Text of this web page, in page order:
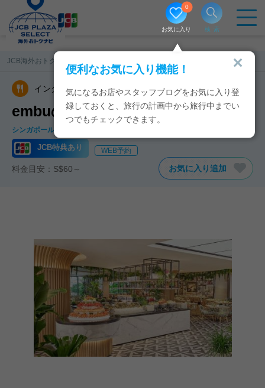
お気に入り
0
便利なお気に入り機能！
気になるお店やスタッフブログをお気に入り登
録しておくと、旅行の計画中から旅行中までい
つでもチェックできます。
検索
JCB海外おトクナビ
インターナショナル料理
embuのJCB特典・クーポン
シンガポール
JCB特典あり WEB予約
料金目安：S$60～ お気に入り追加